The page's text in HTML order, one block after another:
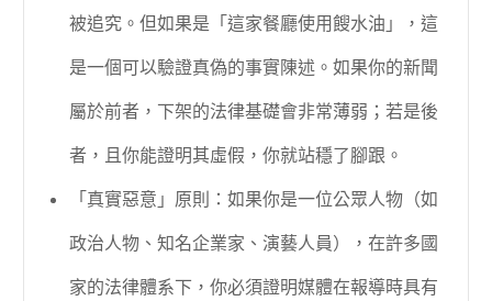
被追究。但如果是「這家餐廳使用餿水油」，這
是一個可以驗證真偽的事實陳述。如果你的新聞
屬於前者，下架的法律基礎會非常薄弱；若是後
者，且你能證明其虛假，你就站穩了腳跟。
「真實惡意」原則：如果你是一位公眾人物（如
政治人物、知名企業家、演藝人員），在許多國
家的法律體系下，你必須證明媒體在報導時具有